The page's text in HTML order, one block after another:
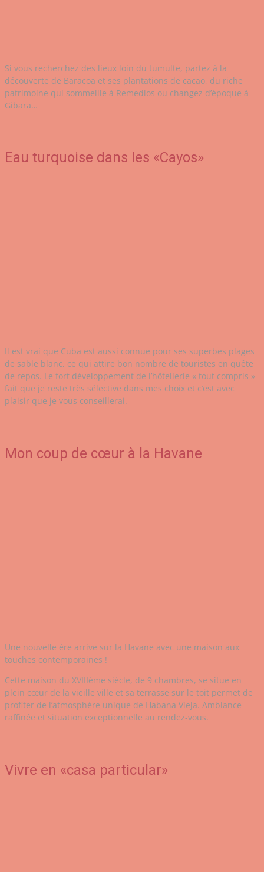
Si vous recherchez des lieux loin du tumulte, partez à la
découverte de Baracoa et ses plantations de cacao, du riche
patrimoine qui sommeille à Remedios ou changez d’époque à
Gibara…
Eau turquoise dans les «Cayos»
Il est vrai que Cuba est aussi connue pour ses superbes plages
de sable blanc, ce qui attire bon nombre de touristes en quête
de repos. Le fort développement de l’hôtellerie « tout compris »
fait que je reste très sélective dans mes choix et c’est avec
plaisir que je vous conseillerai.
Mon coup de cœur à la Havane
Une nouvelle ère arrive sur la Havane avec une maison aux
touches contemporaines !
Cette maison du XVIIIème siècle, de 9 chambres, se situe en
plein cœur de la vieille ville et sa terrasse sur le toit permet de
profiter de l’atmosphère unique de Habana Vieja. Ambiance
raffinée et situation exceptionnelle au rendez-vous.
Vivre en «casa particular»